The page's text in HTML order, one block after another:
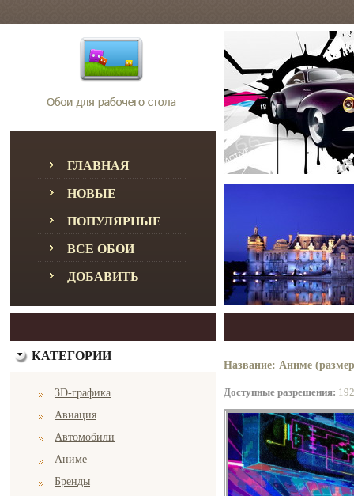
ГЛАВНАЯ
НОВЫЕ
ПОПУЛЯРНЫЕ
ВСЕ ОБОИ
ДОБАВИТЬ
КАТЕГОРИИ
3D-графика
Авиация
Автомобили
Аниме
Бренды
Название: Аниме
Доступные разрешения: